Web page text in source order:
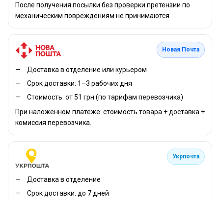
После получения посылки без проверки претензии по
механическим повреждениям не принимаются.
Новая Почта
Доставка в отделение или курьером
Срок доставки: 1–3 рабочих дня
Стоимость: от 51 грн (по тарифам перевозчика)
При наложенном платеже: стоимость товара + доставка +
комиссия перевозчика.
Укрпочта
Доставка в отделение
Срок доставки: до 7 дней